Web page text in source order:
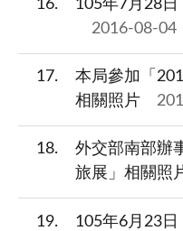
16
105年7月28日
2016-08-04
17
本局參加「
相關照片
18
外交部南部辦
旅展」相關照
19
105年6月23日